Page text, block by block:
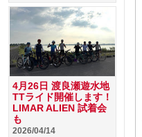
4月26日 渡良瀬遊水地
TTライド開催します！
LIMAR ALIEN 試着会
も
2026/04/14